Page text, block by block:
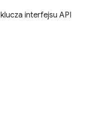
interfejsu API